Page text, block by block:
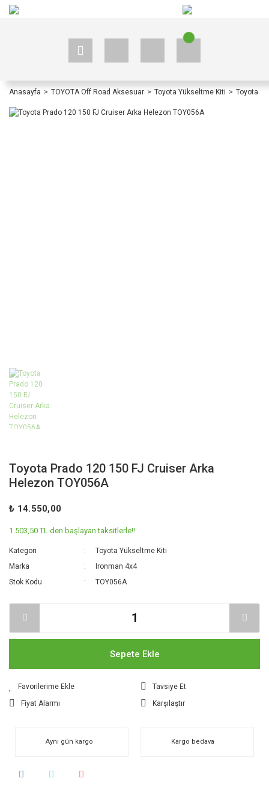
Anasayfa TOYOTA Off Road Aksesuar Toyota Yükseltme Kiti Toyota
Toyota Prado 120 150 FJ Cruiser Arka
Helezon TOY056A
₺ 14.550,00
1.503,50 TL den başlayan taksitlerle!!
Kategori
Toyota Yükseltme Kiti
Marka
Ironman 4x4
Stok Kodu
TOY056A
Sepete Ekle
Tavsiye Et
Fiyat Alarmı
Karşılaştır
Aynı gün kargo Kargo bedava